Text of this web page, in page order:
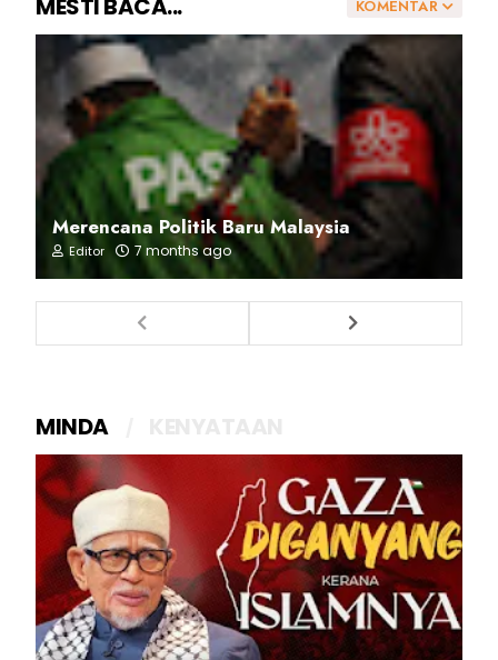
KOMENTAR
MESTI BACA...
Merencana Politik Baru Malaysia
Editor 7 months ago
MINDA